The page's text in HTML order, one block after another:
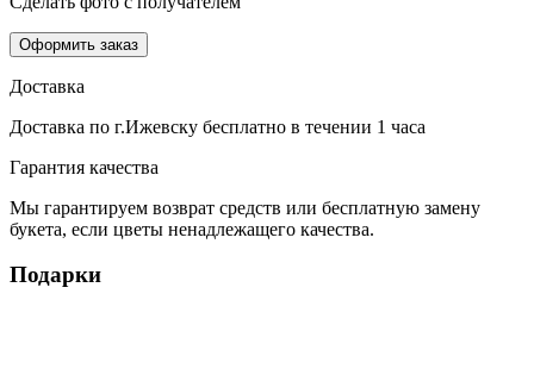
Оформить заказ
Доставка
Доставка по г.Ижевску бесплатно в течении 1 часа
Гарантия качества
Мы гарантируем возврат средств или бесплатную замену
букета, если цветы ненадлежащего качества.
Подарки